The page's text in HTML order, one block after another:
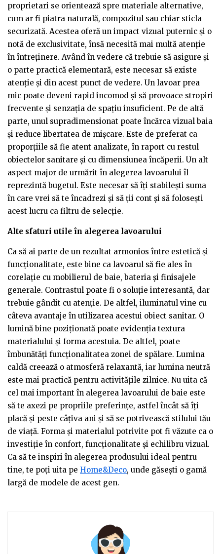
proprietari se orientează spre materiale alternative,
cum ar fi piatra naturală, compozitul sau chiar sticla
securizată. Acestea oferă un impact vizual puternic și o
notă de exclusivitate, însă necesită mai multă atenție
în întreținere. Având în vedere că trebuie să asigure și
o parte practică elementară, este necesar să existe
atenție și din acest punct de vedere. Un lavoar prea
mic poate deveni rapid incomod și să provoace stropiri
frecvente și senzația de spațiu insuficient. Pe de altă
parte, unul supradimensionat poate încărca vizual baia
și reduce libertatea de mișcare. Este de preferat ca
proporțiile să fie atent analizate, în raport cu restul
obiectelor sanitare și cu dimensiunea încăperii. Un alt
aspect major de urmărit în alegerea lavoarului îl
reprezintă bugetul. Este necesar să îți stabilești suma
în care vrei să te încadrezi și să ții cont și să folosești
acest lucru ca filtru de selecție.
Alte sfaturi utile în alegerea lavoarului
Ca să ai parte de un rezultat armonios între estetică și
funcționalitate, este bine ca lavoarul să fie ales în
corelație cu mobilierul de baie, bateria și finisajele
generale. Contrastul poate fi o soluție interesantă, dar
trebuie gândit cu atenție. De altfel, iluminatul vine cu
câteva avantaje în utilizarea acestui obiect sanitar. O
lumină bine poziționată poate evidenția textura
materialului și forma acestuia. De altfel, poate
îmbunătăți funcționalitatea zonei de spălare. Lumina
caldă creează o atmosferă relaxantă, iar lumina neutră
este mai practică pentru activitățile zilnice. Nu uita că
cel mai important în alegerea lavoarului de baie este
să te axezi pe propriile preferințe, astfel încât să îți
placă și peste câțiva ani și să se potrivească stilului tău
de viață. Forma și materialul potrivite pot fi văzute ca o
investiție în confort, funcționalitate și echilibru vizual.
Ca să te inspiri în alegerea produsului ideal pentru
tine, te poți uita pe Home&Deco, unde găsești o gamă
largă de modele de acest gen.